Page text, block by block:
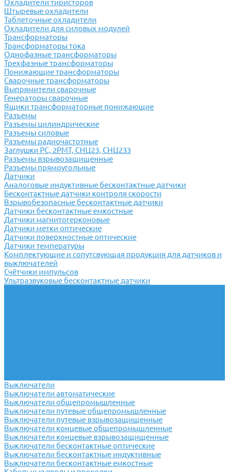
Охладители тиристоров
Штыревые охладители
Таблеточные охладители
Охладители для силовых модулей
Трансформаторы
Трансформаторы тока
Однофазные трансформаторы
Трехфазные трансформаторы
Понижающие трансформаторы
Сварочные трансформаторы
Выпрямители сварочные
Генераторы сварочные
Ящики трансформаторные понижающие
Разъемы
Разъемы цилиндрические
Разъемы силовые
Разъемы радиочастотные
Заглушки РС, 2РМТ, СНЦ23, СНЦ233
Разъемы взрывозащищенные
Разъемы прямоугольные
Датчики
Аналоговые индуктивные бесконтактные датчики
Бесконтактные датчики контроля скорости
Взрывобезопасные бесконтактные датчики
Датчики бесконтактные емкостные
Датчики магнитогерконовые
Датчики метки оптические
Датчики поверхностные оптические
Датчики температуры
Комплектующие и сопутсвующая продукция для датчиков и
выключателей
Счётчики импульсов
Ультразвуковые бесконтактные датчики
Выключатели
Выключатели автоматические
Выключатели общепромышленные
Выключатели путевые общепромышленные
Выключатели путевые взрывозащищенные
Выключатели концевые общепромышленные
Выключатели концевые взрывозащищенные
Выключатели бесконтактные оптические
Выключатели бесконтактные индуктивные
Выключатели бесконтактные емкостные